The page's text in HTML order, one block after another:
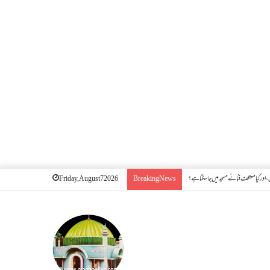
Friday, August 7 2026 Breaking News کیا معتکف فنائے مسجد میں جا سکتا ہے؟